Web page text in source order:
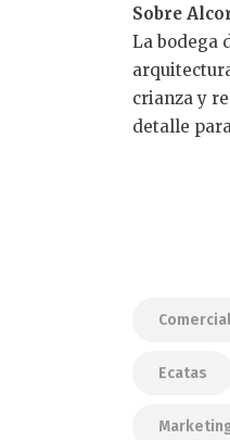
Sobre
La bodega
crianza y
detalle
Ecatas